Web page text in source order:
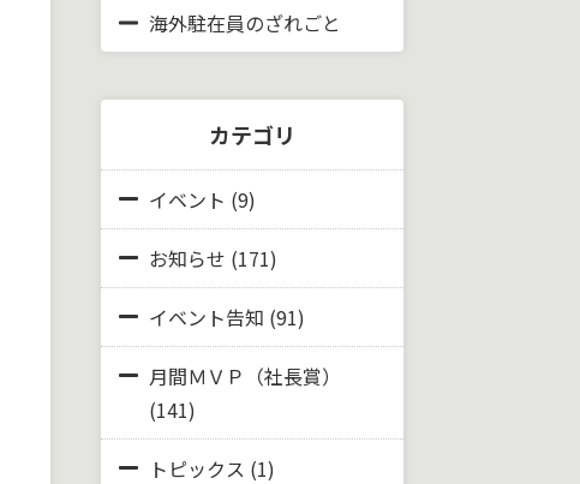
海外駐在員のざれごと
カテゴリ
イベント (9)
お知らせ (171)
イベント告知 (91)
月間ＭＶＰ（社長賞）
(141)
トピックス (1)